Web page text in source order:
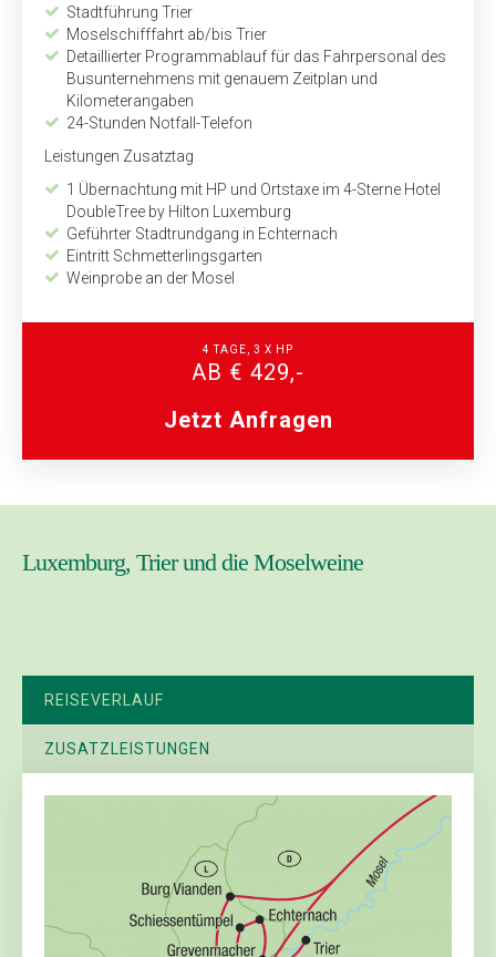
Stadtführung Trier
Moselschifffahrt ab/bis Trier
Detaillierter Programmablauf für das Fahrpersonal des
Busunternehmens mit genauem Zeitplan und
Kilometerangaben
24-Stunden Notfall-Telefon
Leistungen Zusatztag
1 Übernachtung mit HP und Ortstaxe im 4-Sterne Hotel
DoubleTree by Hilton Luxemburg
Geführter Stadtrundgang in Echternach
Eintritt Schmetterlingsgarten
Weinprobe an der Mosel
4 TAGE, 3 X HP
AB € 429,-
Jetzt Anfragen
Luxemburg, Trier und die Moselweine
REISEVERLAUF
ZUSATZLEISTUNGEN